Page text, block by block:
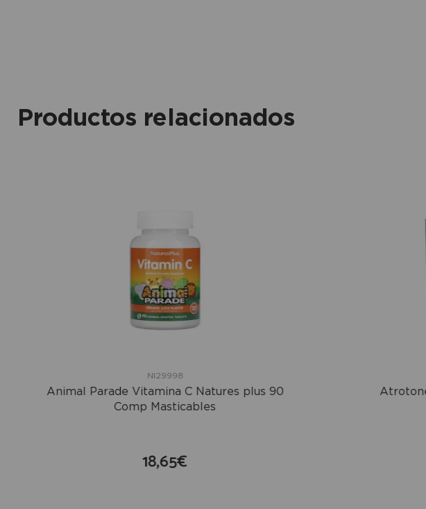
Productos relacionados
NI29998
Animal Parade Vitamina C Natures plus 90
Comp Masticables
18,65€